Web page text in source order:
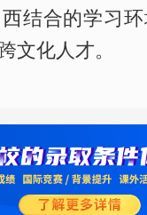
结合的学习
文化人才。